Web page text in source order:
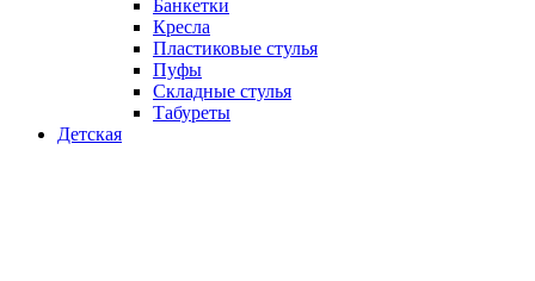
Банкетки
Кресла
Пластиковые стулья
Пуфы
Складные стулья
Табуреты
Детская